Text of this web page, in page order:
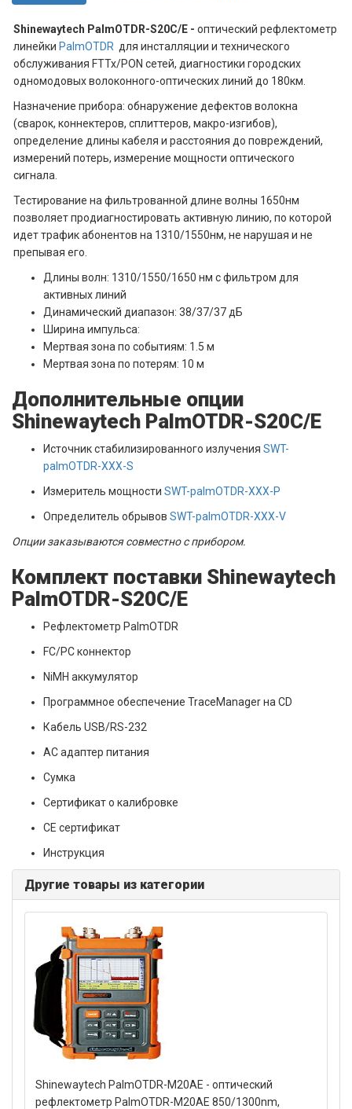
Shinewaytech PalmOTDR-S20C/E - оптический рефлектометр
линейки PalmOTDR для инсталляции и технического
обслуживания FTTx/PON сетей, диагностики городских
одномодовых волоконного-оптических линий до 180км.
Назначение прибора: обнаружение дефектов волокна
(сварок, коннектеров, сплиттеров, макро-изгибов),
определение длины кабеля и расстояния до повреждений,
измерений потерь, измерение мощности оптического
сигнала.
Тестирование на фильтрованной длине волны 1650нм
позволяет продиагностировать активную линию, по которой
идет трафик абонентов на 1310/1550нм, не нарушая и не
препывая его.
Длины волн: 1310/1550/1650 нм с фильтром для
активных линий
Динамический диапазон: 38/37/37 дБ
Ширина импульса:
Мертвая зона по событиям: 1.5 м
Мертвая зона по потерям: 10 м
Дополнительные опции
Shinewaytech PalmOTDR-S20C/E
Источник стабилизированного излучения SWT-
palmOTDR-XXX-S
Измеритель мощности SWT-palmOTDR-XXX-P
Определитель обрывов SWT-palmOTDR-XXX-V
Опции заказываются совместно с прибором.
Комплект поставки Shinewaytech
PalmOTDR-S20C/E
Рефлектометр PalmOTDR
FC/PC коннектор
NiMH аккумулятор
Программное обеспечение TraceManager на CD
Кабель USB/RS-232
AC адаптер питания
Сумка
Сертификат о калибровке
CE сертификат
Инструкция
Другие товары из категории
Shinewaytech PalmOTDR-M20AE - оптический
рефлектометр PalmOTDR-M20AE 850/1300nm,